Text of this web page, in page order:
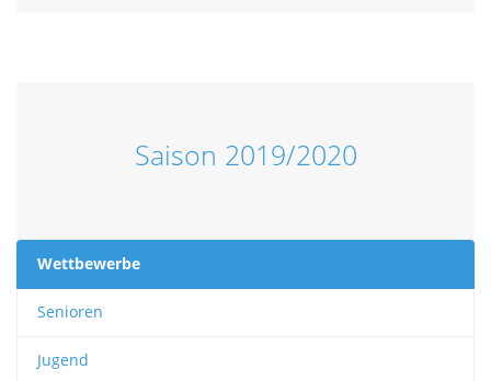
Saison 2019/2020
Wettbewerbe
Senioren
Jugend